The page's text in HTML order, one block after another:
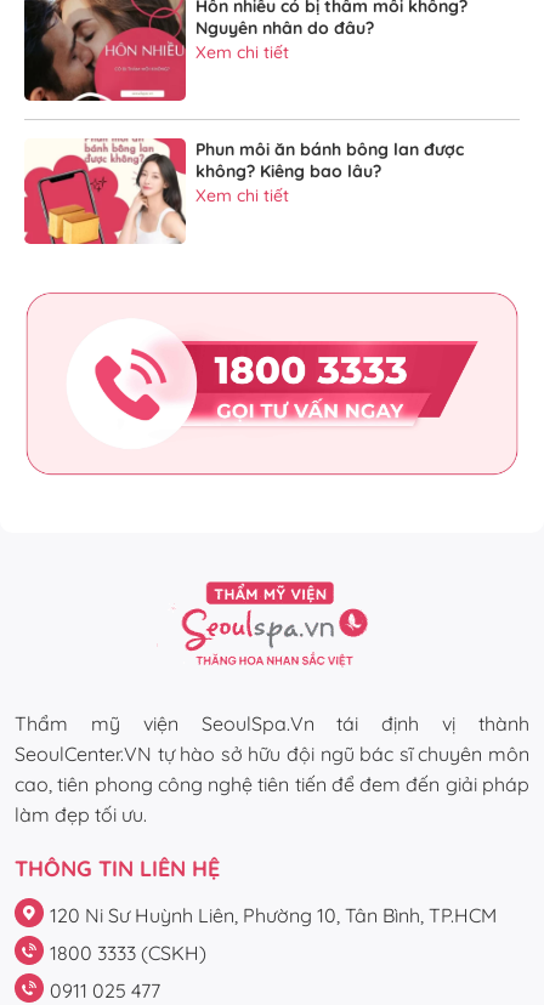
Hôn nhiều có bị thâm môi không?
Nguyên nhân do đâu?
Xem chi tiết
Phun môi ăn bánh bông lan được
không? Kiêng bao lâu?
Xem chi tiết
Thẩm mỹ viện SeoulSpa.Vn tái định vị thành
SeoulCenter.VN tự hào sở hữu đội ngũ bác sĩ chuyên môn
cao, tiên phong công nghệ tiên tiến để đem đến giải pháp
làm đẹp tối ưu.
THÔNG TIN LIÊN HỆ
120 Ni Sư Huỳnh Liên, Phường 10, Tân Bình, TP.HCM
1800 3333 (CSKH)
0911 025 477